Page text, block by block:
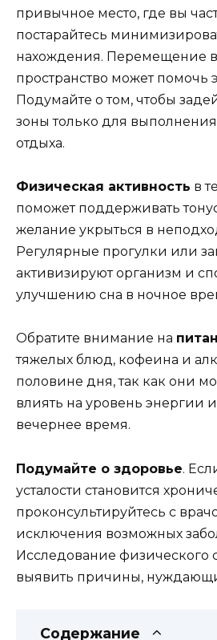
привычное место, где вы
постарайтесь
нахождения. Перемещение
пространство может помочь
Подумайте о том, чтобы
зоны только для выполнения
отдыха.
Физическая активность в
поможет поддерживать
желание укрыться в
Регулярные прогулки или
активизируют организм и
улучшению сна в ночное
Обратите внимание на
тяжелых блюд, кофеина и
половине дня, так как они
влиять на уровень энергии
вечернее время.
Подумайте о здоровье.
усталости становится
проконсультируйтесь с
исключения возможных
Исследование физического
выявить причины,
Содержание